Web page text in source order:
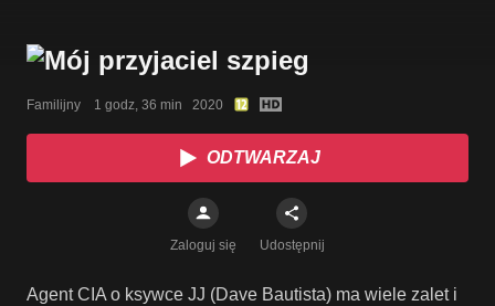
Familijny    1 godz, 36 min   2020
ODTWARZAJ
Zaloguj się Udostępnij
Agent CIA o ksywce JJ (Dave Bautista) ma wiele zalet i